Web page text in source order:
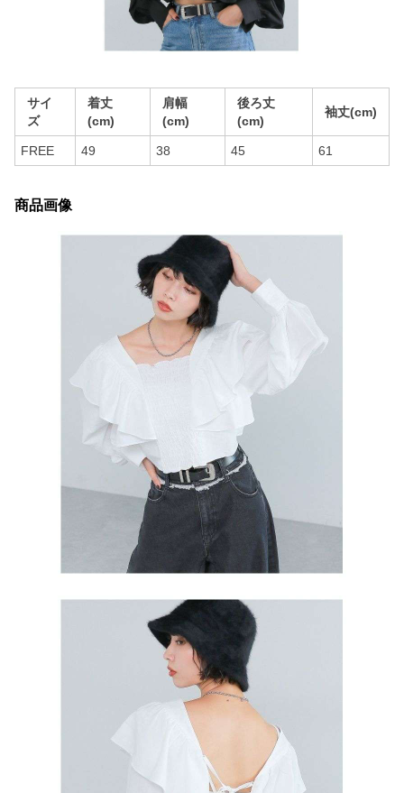
サイ
ズ
着丈
(cm)
肩幅
(cm)
後ろ丈
(cm)
袖丈(cm)
FREE 49 38 45 61
商品画像